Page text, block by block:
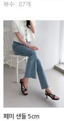
뷰수 : 87개
페미 샌들 5cm